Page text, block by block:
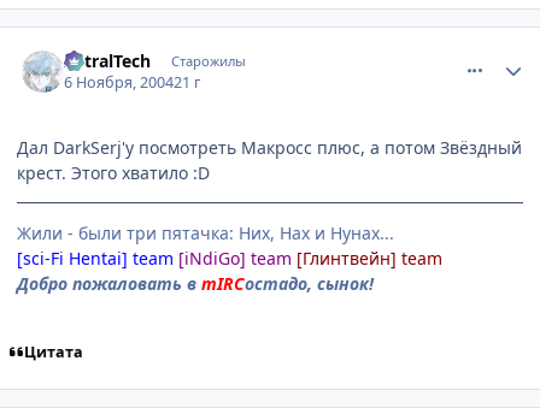
AstralTech Старожилы
6 Ноября, 200421 г
Дал DarkSerj'у посмотреть Макросс плюс, а потом Звёздный
крест. Этого хватило :D
Жили - были три пятачка: Них, Нах и Нунах...
[sci-Fi Hentai] team [iNdiGo] team [Глинтвейн] team
Добро пожаловать в mIRCостадо, сынок!
Цитата